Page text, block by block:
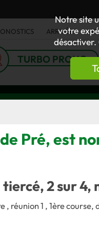
Notre site
votre
ARRIVÉES
TURBO PRONO
Pré, est
2 sur
réunion 1 , 1ère course,